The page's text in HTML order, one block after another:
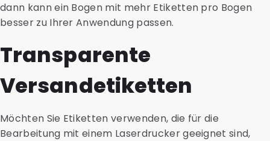
dann kann ein Bogen mit mehr Etiketten pro Bogen
besser zu Ihrer Anwendung passen.
Transparente
Versandetiketten
Möchten Sie Etiketten verwenden, die für die
Bearbeitung mit einem Laserdrucker geeignet sind,